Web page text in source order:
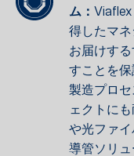
ム：
得したマ
お届けす
すことを
製造プロ
ェクトに
や光ファ
導管ソリ